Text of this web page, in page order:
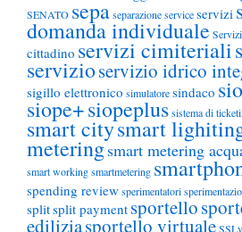
SENATO sepaseparazioneserviceservizi
domanda individuale
cittadino servizi cimiteriali
servizioservizio idrico
sigillo elettronico simulatoresindaco
siope+siopeplussistema di
smart citysmart
meteringsmart metering
smart workingsmartmetering
spending reviewsperimentatori
splitsplit payment sportello
ediliziasportello virtuale